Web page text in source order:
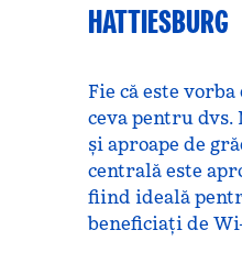
HATTIESBURG
Fie că este
ceva pentru
și aproape de
centrală este
fiind ideală
beneficiați de